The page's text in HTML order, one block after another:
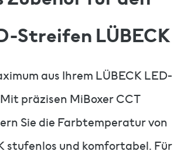
Streifen LÜBECK
aus Ihrem LÜBECK LED-
präzisen MiBoxer CCT
Sie die Farbtemperatur von
stufenlos und komfortabel. Für